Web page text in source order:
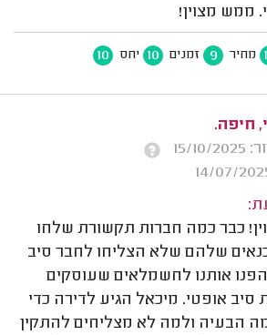
ממש מצוין!
מחיר 9 זמנים 10 יחס 10
חיפה.
2025
כבר כמה חברות תקשורת שלחו
שלהם שלא הצליחו לחבר סיב
אותנו לחשמלאים שעוסקים
סיב אופטי. מיכאל הגיע לדירה כדי
הבעיה ולמה לא מצליחים להתקין